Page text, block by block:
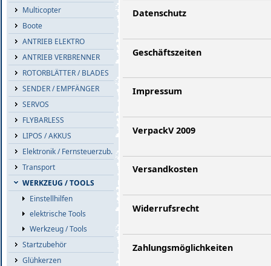
Multicopter
Boote
ANTRIEB ELEKTRO
ANTRIEB VERBRENNER
ROTORBLÄTTER / BLADES
SENDER / EMPFÄNGER
SERVOS
FLYBARLESS
LIPOS / AKKUS
Elektronik / Fernsteuerzub.
Transport
WERKZEUG / TOOLS
Einstellhilfen
elektrische Tools
Werkzeug / Tools
Startzubehör
Glühkerzen
Datenschutz
Geschäftszeiten
Impressum
VerpackV 2009
Versandkosten
Widerrufsrecht
Zahlungsmöglichkeiten